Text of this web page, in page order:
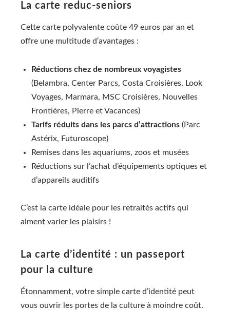
La carte reduc-seniors
Cette carte polyvalente coûte 49 euros par an et
offre une multitude d’avantages :
Réductions chez de nombreux voyagistes
(Belambra, Center Parcs, Costa Croisières, Look
Voyages, Marmara, MSC Croisières, Nouvelles
Frontières, Pierre et Vacances)
Tarifs réduits dans les parcs d’attractions (Parc
Astérix, Futuroscope)
Remises dans les aquariums, zoos et musées
Réductions sur l’achat d’équipements optiques et
d’appareils auditifs
C’est la carte idéale pour les retraités actifs qui
aiment varier les plaisirs !
La carte d’identité : un passeport
pour la culture
Étonnamment, votre simple carte d’identité peut
vous ouvrir les portes de la culture à moindre coût.